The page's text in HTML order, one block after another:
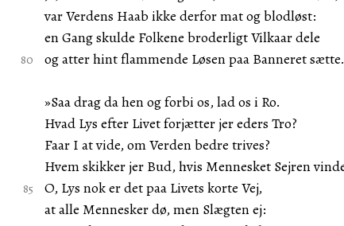
var Verdens Haab ikke derfor mat og blodløst:
en Gang skulde Folkene broderligt Vilkaar dele
og atter hint flammende Løsen paa Banneret sætte.
»Saa drag da hen og forbi os, lad os i Ro.
Hvad Lys efter Livet forjætter jer eders Tro?
Faar I at vide, om Verden bedre trives?
Hvem skikker jer Bud, hvis Mennesket Sejren
O, Lys nok er det paa Livets korte Vej,
at alle Mennesker dø, men Slægten ej: